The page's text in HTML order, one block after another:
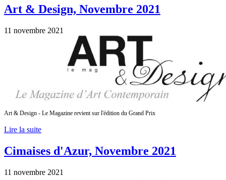
Art & Design, Novembre 2021
11 novembre 2021
Art & Design - Le Magazine revient sur l'édition du Grand Prix
Lire la suite
Cimaises d'Azur, Novembre 2021
11 novembre 2021